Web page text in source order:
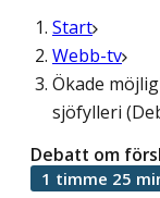
Start
Webb-tv
Ökade
sjöfylleri
Debatt om
1 timme 25